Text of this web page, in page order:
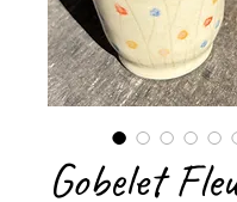
Gobelet